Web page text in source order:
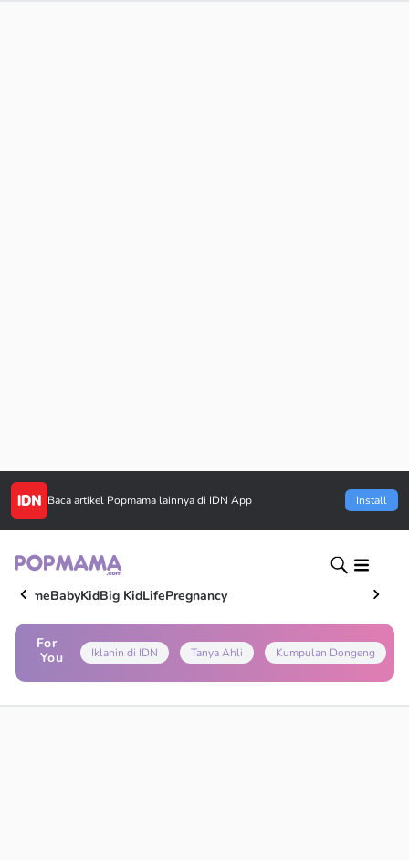
Baca artikel Popmama lainnya di IDN App Install
HomeBabyKidBig KidLifePregnancy
For
You
Iklanin di IDN Tanya Ahli Kumpulan Dongeng